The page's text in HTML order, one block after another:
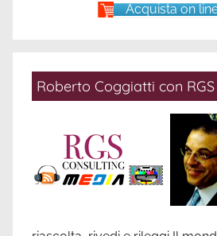
Acquista on
Roberto Coggiatti con